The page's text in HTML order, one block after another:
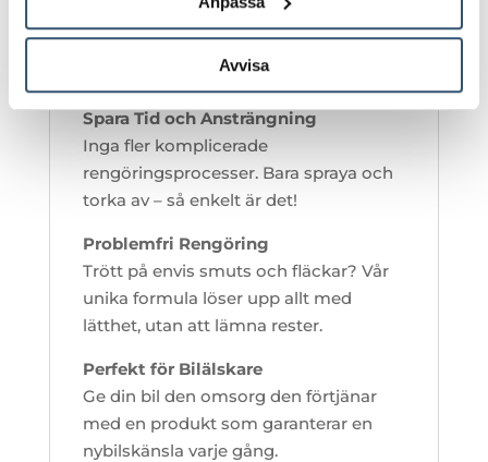
Avvisa
LEATHER APC
GÖR DITT LIV
ENKLARE:
Spara Tid och Ansträngning
Inga fler komplicerade
rengöringsprocesser. Bara spraya och
torka av – så enkelt är det!
Problemfri Rengöring
Trött på envis smuts och fläckar? Vår
unika formula löser upp allt med
lätthet, utan att lämna rester.
Perfekt för Bilälskare
Ge din bil den omsorg den förtjänar
med en produkt som garanterar en
nybilskänsla varje gång.